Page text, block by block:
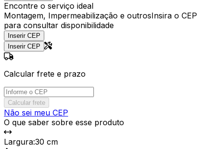
Encontre o serviço ideal
Montagem, Impermeabilização e outrosInsira o CEP
para consultar disponibilidade
Inserir CEP
Inserir CEP
Calcular frete e prazo
Calcular frete
Não sei meu CEP
O que saber sobre esse produto
Largura:30 cm